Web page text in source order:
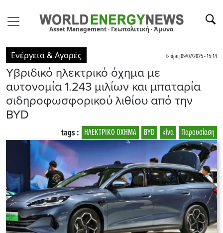
Asset Management · Γεωπολιτική · Άμυνα
Ενέργεια & Αγορές Τετάρτη 09/07/2025 - 15:14
Υβριδικό ηλεκτρικό όχημα με
αυτονομία 1.243 μιλίων και μπαταρία
σιδηροφωσφορικού λιθίου από την
BYD
Παρουσίαση
κίνα
BYD
ΗΛΕΚΤΡΙΚΟ ΟΧΗΜΑ
tags :